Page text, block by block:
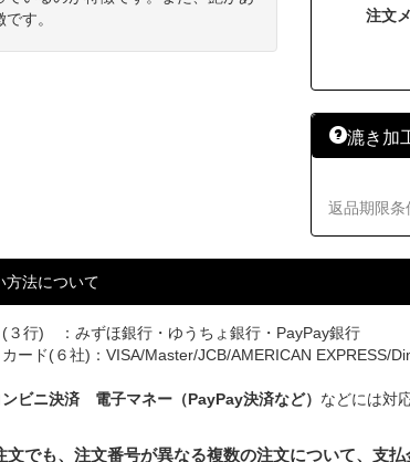
す。
注文
漉き加
返品期限条
法について
行) ：みずほ銀行・ゆうちょ銀行・PayPay銀行
ード(６社)：VISA/Master/JCB/AMERICAN EXPRESS/
ビニ決済 電子マネー（PayPay決済など） などには対
文でも、注文番号が異なる複数の注文について、支